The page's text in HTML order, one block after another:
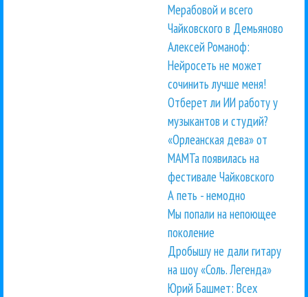
Мерабовой и всего
Чайковского в Демьяново
Алексей Романоф:
Нейросеть не может
сочинить лучше меня!
Отберет ли ИИ работу у
музыкантов и студий?
«Орлеанская дева» от
МАМТа появилась на
фестивале Чайковского
А петь - немодно
Мы попали на непоющее
поколение
Дробышу не дали гитару
на шоу «Соль. Легенда»
Юрий Башмет: Всех